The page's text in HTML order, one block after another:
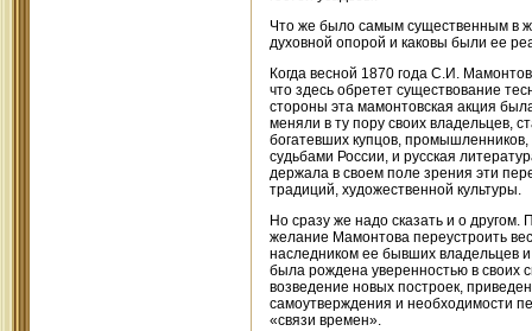
Что же было самым существенным в
духовной опорой и каковы были ее
Когда весной 1870 года С.И.
что здесь обретет существование
стороны эта мамонтовская акция
меняли в ту пору своих владельцев,
богатевших купцов, промышленников,
судьбами России, и русская
держала в своем поле зрения эти
традиций, художественной культуры.
Но сразу же надо сказать и о
желание Мамонтова переустроить
наследником ее бывших владельцев
была рождена уверенностью в своих
возведение новых построек,
самоутверждения и необходимости
«связи времен».